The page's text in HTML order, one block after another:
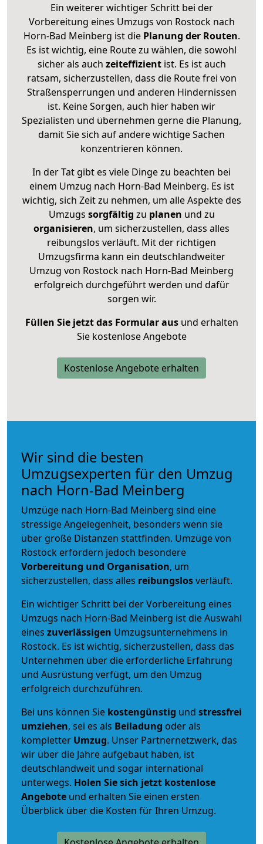
Ein weiterer wichtiger Schritt bei der
Vorbereitung eines Umzugs von Rostock nach
Horn-Bad Meinberg ist diePlanung der Routen.
Es ist wichtig, eine Route zu wählen, die sowohl
sicher als auch zeiteffizientist. Es ist auch
ratsam, sicherzustellen, dass die Route frei von
Straßensperrungen und anderen Hindernissen
ist. Keine Sorgen, auch hier haben wir
Spezialisten und übernehmen gerne die Planung,
damit Sie sich auf andere wichtige Sachen
konzentrieren können.
In der Tat gibt es viele Dinge zu beachten bei
einem Umzug nach Horn-Bad Meinberg. Es ist
wichtig, sich Zeit zu nehmen, um alle Aspekte des
Umzugs sorgfältig zu planen und zu
organisieren, um sicherzustellen, dass alles
reibungslos verläuft. Mit der richtigen
Umzugsfirma kann ein deutschlandweiter
Umzug von Rostock nach Horn-Bad Meinberg
erfolgreich durchgeführt werden und dafür
sorgen wir.
Füllen Sie jetzt das Formular ausund erhalten
Sie kostenlose Angebote
Kostenlose Angebote erhalten
Wir sind die besten
Umzugsexperten für den Umzug
nach Horn-Bad Meinberg
Umzüge nach Horn-Bad Meinberg sind eine
stressige Angelegenheit, besonders wenn sie
über große Distanzen stattfinden. Umzüge von
Rostock erfordern jedoch besondere
Vorbereitung und Organisation, um
sicherzustellen, dass alles reibungslosverläuft.
Ein wichtiger Schritt bei der Vorbereitung eines
Umzugs nach Horn-Bad Meinberg ist die Auswahl
eines zuverlässigen Umzugsunternehmens in
Rostock. Es ist wichtig, sicherzustellen, dass das
Unternehmen über die erforderliche Erfahrung
und Ausrüstung verfügt, um den Umzug
erfolgreich durchzuführen.
Bei uns können Sie kostengünstig und stressfrei
umziehen, sei es als Beiladung oder als
kompletter Umzug. Unser Partnernetzwerk, das
wir über die Jahre aufgebaut haben, ist
deutschlandweit und sogar international
unterwegs. Holen Sie sich jetzt kostenlose
Angebote und erhalten Sie einen ersten
Überblick über die Kosten für Ihren Umzug.